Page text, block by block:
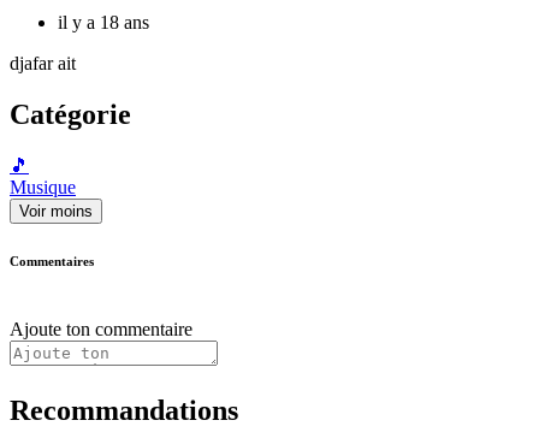
il y a 18 ans
djafar ait
Catégorie
🎵
Musique
Voir moins
Commentaires
Ajoute ton commentaire
Recommandations